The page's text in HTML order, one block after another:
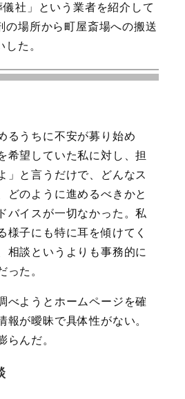
社」という業者を紹介して
の場所から町屋斎場への搬送
た。
るうちに不安が募り始め
希望していた私に対し、担
」と言うだけで、どんなス
どのように進めるべきかと
バイスが一切なかった。私
様子にも特に耳を傾けてく
相談というよりも事務的に
った。
べようとホームページを確
報が曖昧で具体性がない。
らんだ。